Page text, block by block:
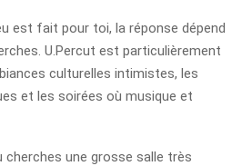
est fait pour toi, la réponse dépend
U.Percut est particulièrement
culturelles intimistes, les
et les soirées où musique et
une grosse salle très